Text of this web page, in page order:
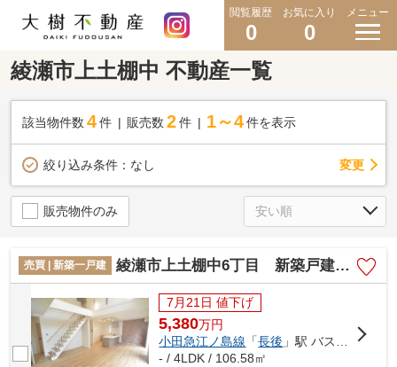
閲覧履歴
0
お気に入り
0
メニュー
綾瀬市上土棚中 不動産一覧
該当物件数 4件 販売数 2 件 1～4 件を表示
絞り込み条件： なし 変更
販売物件のみ
売買 | 新築一戸建 綾瀬市上土棚中6丁目 新築戸建て 全１棟【仲介手数料無料】
7月21日 値下げ
5,380万円
小田急江ノ島線 「長後 」駅 バス5分 「蓮光寺（神奈川県）」 停歩4分
- / 4LDK / 106.58㎡